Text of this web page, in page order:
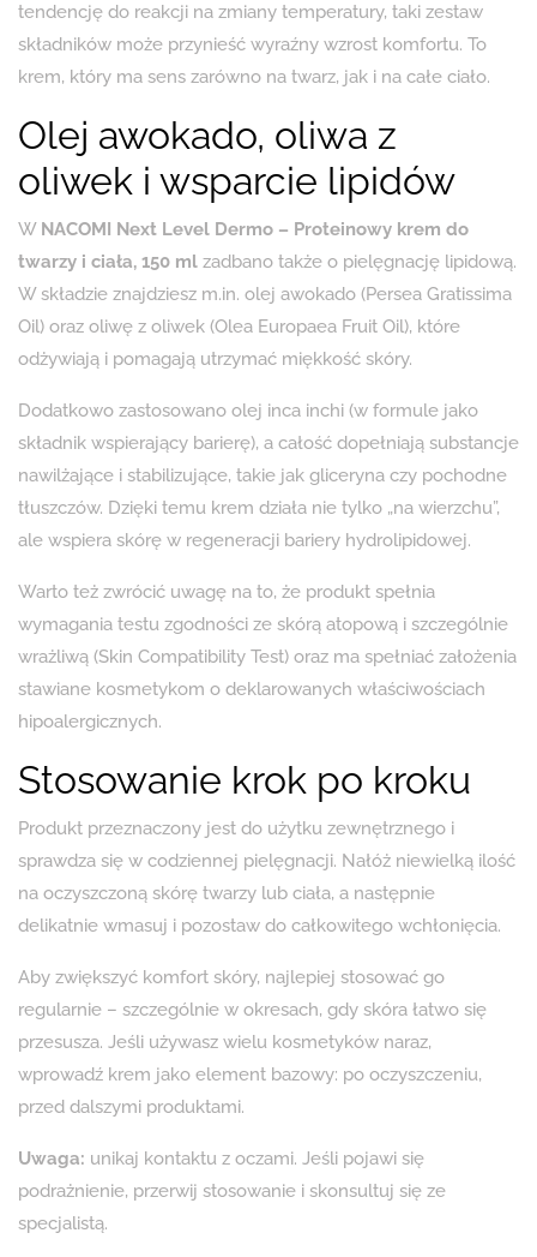
tendencję do reakcji na zmiany temperatury, taki zestaw
składników może przynieść wyraźny wzrost komfortu. To
krem, który ma sens zarówno na twarz, jak i na całe ciało.
Olej awokado, oliwa z
oliwek i wsparcie lipidów
W NACOMI Next Level Dermo – Proteinowy krem do
twarzy i ciała, 150 ml zadbano także o pielęgnację lipidową.
W składzie znajdziesz m.in. olej awokado (Persea Gratissima
Oil) oraz oliwę z oliwek (Olea Europaea Fruit Oil), które
odżywiają i pomagają utrzymać miękkość skóry.
Dodatkowo zastosowano olej inca inchi (w formule jako
składnik wspierający barierę), a całość dopełniają substancje
nawilżające i stabilizujące, takie jak gliceryna czy pochodne
tłuszczów. Dzięki temu krem działa nie tylko „na wierzchu”,
ale wspiera skórę w regeneracji bariery hydrolipidowej.
Warto też zwrócić uwagę na to, że produkt spełnia
wymagania testu zgodności ze skórą atopową i szczególnie
wrażliwą (Skin Compatibility Test) oraz ma spełniać założenia
stawiane kosmetykom o deklarowanych właściwościach
hipoalergicznych.
Stosowanie krok po kroku
Produkt przeznaczony jest do użytku zewnętrznego i
sprawdza się w codziennej pielęgnacji. Nałóż niewielką ilość
na oczyszczoną skórę twarzy lub ciała, a następnie
delikatnie wmasuj i pozostaw do całkowitego wchłonięcia.
Aby zwiększyć komfort skóry, najlepiej stosować go
regularnie – szczególnie w okresach, gdy skóra łatwo się
przesusza. Jeśli używasz wielu kosmetyków naraz,
wprowadź krem jako element bazowy: po oczyszczeniu,
przed dalszymi produktami.
Uwaga: unikaj kontaktu z oczami. Jeśli pojawi się
podrażnienie, przerwij stosowanie i skonsultuj się ze
specjalistą.